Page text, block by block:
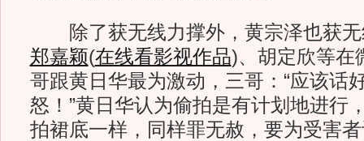
除了获无线力撑外，黄宗泽也获无
郑嘉颖(在线看影视作品)、胡定欣等在
哥跟黄日华最为激动，三哥：“应该话
怒！”黄日华认为偷拍是有计划地进行
拍裙底一样，同样罪无赦，要为受害